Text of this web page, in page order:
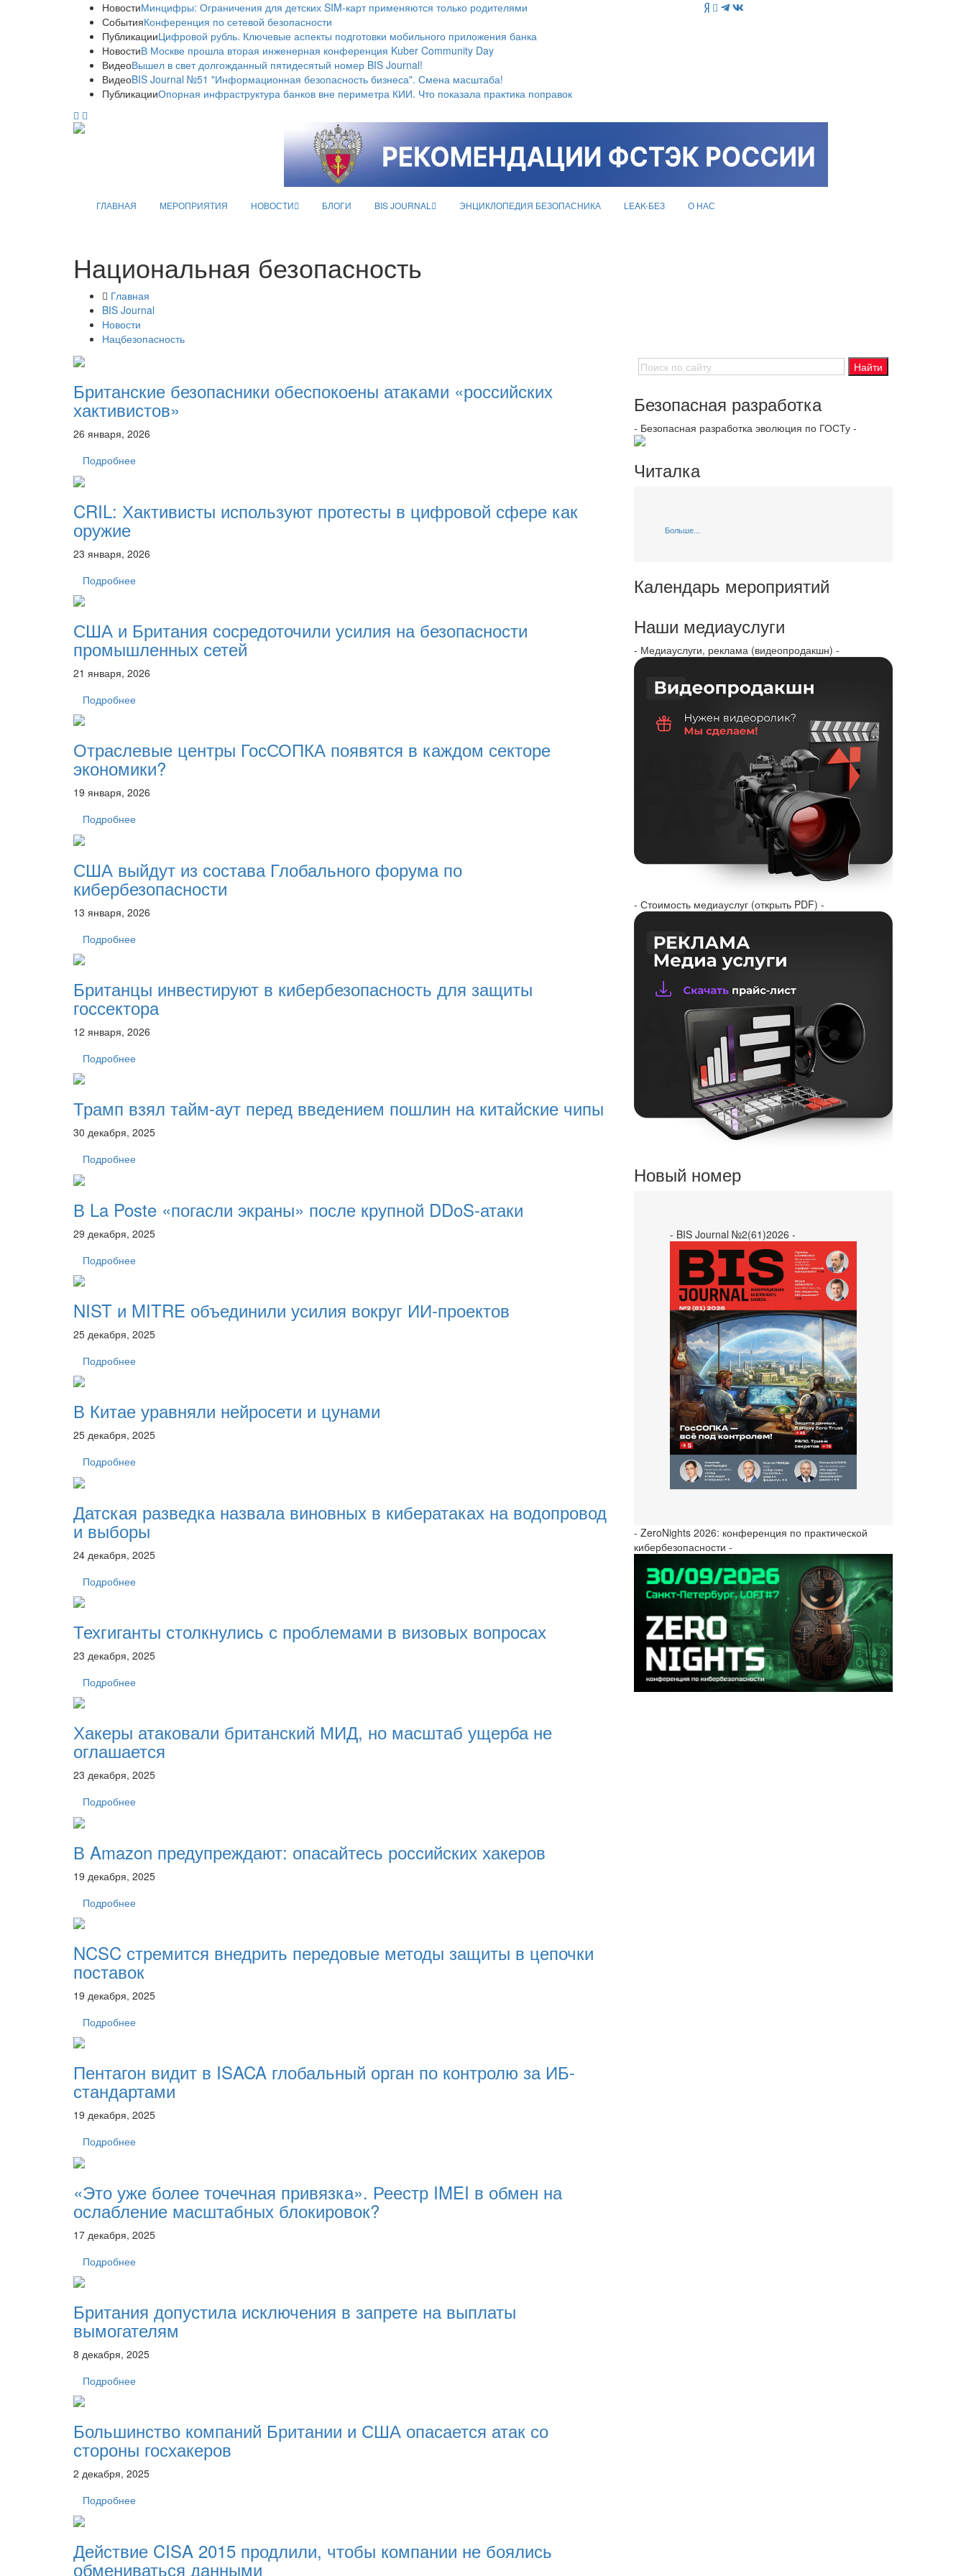
НовостиМинцифры: Ограничения для детских SIM-карт применяются только родителями
СобытияКонференция по сетевой безопасности
ПубликацииЦифровой рубль. Ключевые аспекты подготовки мобильного приложения банка
НовостиВ Москве прошла вторая инженерная конференция Kuber Community Day
ВидеоВышел в свет долгожданный пятидесятый номер BIS Journal!
ВидеоBIS Journal №51 "Информационная безопасность бизнеса". Смена масштаба!
ПубликацииОпорная инфраструктура банков вне периметра КИИ. Что показала практика поправок
ГЛАВНАЯ МЕРОПРИЯТИЯ НОВОСТИ БЛОГИ BIS JOURNAL ЭНЦИКЛОПЕДИЯ БЕЗОПАСНИКА LEAK-БЕЗ О НАС
Национальная безопасность
Главная
BIS Journal
Новости
Нацбезопасность
Британские безопасники обеспокоены атаками «российских
хактивистов»
26 января, 2026
Подробнее
CRIL: Хактивисты используют протесты в цифровой сфере как
оружие
23 января, 2026
Подробнее
США и Британия сосредоточили усилия на безопасности
промышленных сетей
21 января, 2026
Подробнее
Отраслевые центры ГосСОПКА появятся в каждом секторе
экономики?
19 января, 2026
Подробнее
США выйдут из состава Глобального форума по
кибербезопасности
13 января, 2026
Подробнее
Британцы инвестируют в кибербезопасность для защиты
госсектора
12 января, 2026
Подробнее
Трамп взял тайм-аут перед введением пошлин на китайские чипы
30 декабря, 2025
Подробнее
В La Poste «погасли экраны» после крупной DDoS-атаки
29 декабря, 2025
Подробнее
NIST и MITRE объединили усилия вокруг ИИ-проектов
25 декабря, 2025
Подробнее
В Китае уравняли нейросети и цунами
25 декабря, 2025
Подробнее
Датская разведка назвала виновных в кибератаках на водопровод
и выборы
24 декабря, 2025
Подробнее
Техгиганты столкнулись с проблемами в визовых вопросах
23 декабря, 2025
Подробнее
Хакеры атаковали британский МИД, но масштаб ущерба не
оглашается
23 декабря, 2025
Подробнее
В Amazon предупреждают: опасайтесь российских хакеров
19 декабря, 2025
Подробнее
NCSC стремится внедрить передовые методы защиты в цепочки
поставок
19 декабря, 2025
Подробнее
Пентагон видит в ISACA глобальный орган по контролю за ИБ-
стандартами
19 декабря, 2025
Подробнее
«Это уже более точечная привязка». Реестр IMEI в обмен на
ослабление масштабных блокировок?
17 декабря, 2025
Подробнее
Британия допустила исключения в запрете на выплаты
вымогателям
8 декабря, 2025
Подробнее
Большинство компаний Британии и США опасается атак со
стороны госхакеров
2 декабря, 2025
Подробнее
Действие CISA 2015 продлили, чтобы компании не боялись
обмениваться данными
Безопасная разработка
- Безопасная разработка эволюция по ГОСТу -
Читалка
Больше...
Календарь мероприятий
Наши медиауслуги
- Медиауслуги, реклама (видеопродакшн) -
- Стоимость медиауслуг (открыть PDF) -
Новый номер
- BIS Journal №2(61)2026 -
- ZeroNights 2026: конференция по практической
кибербезопасности -